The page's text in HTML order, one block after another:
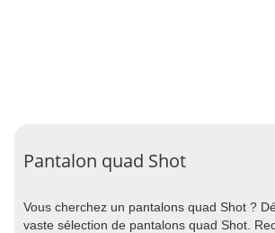
Pantalon quad Shot
Vous cherchez un pantalons quad Shot ?
vaste sélection de pantalons quad Shot.